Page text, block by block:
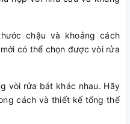
chậu và khoảng cách
có thể chọn được vòi rửa
vòi rửa bát khác nhau. Hãy
cách và thiết kế tổng thể